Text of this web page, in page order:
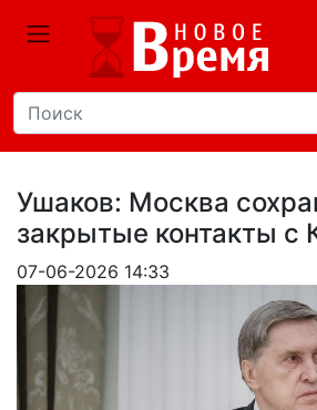
Ушаков: Москва
закрытые контакты с
07-06-2026 14:33